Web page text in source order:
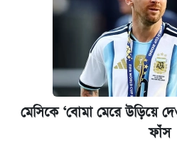
রাষ্ট্রবিরোধী কর্মকাণ্ড:
বিরুদ্ধে ব্যবস্থা
আজকের বাজারে স্বর্ণের
কেমব্রিজ
মেসিকে ‘বোমা মেরে উড়িয়ে
ফাঁস